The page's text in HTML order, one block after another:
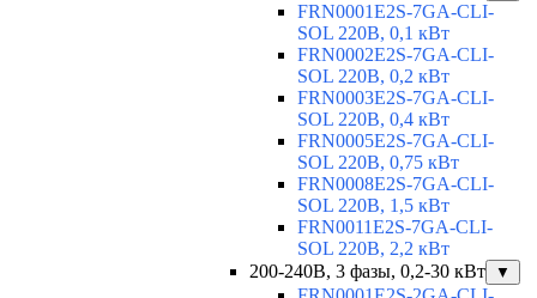
FRN0001E2S-7GA-CLI-
SOL 220В, 0,1 кВт
FRN0002E2S-7GA-CLI-
SOL 220В, 0,2 кВт
FRN0003E2S-7GA-CLI-
SOL 220В, 0,4 кВт
FRN0005E2S-7GA-CLI-
SOL 220В, 0,75 кВт
FRN0008E2S-7GA-CLI-
SOL 220В, 1,5 кВт
FRN0011E2S-7GA-CLI-
SOL 220В, 2,2 кВт
200-240В, 3 фазы, 0,2-30 кВт
▼